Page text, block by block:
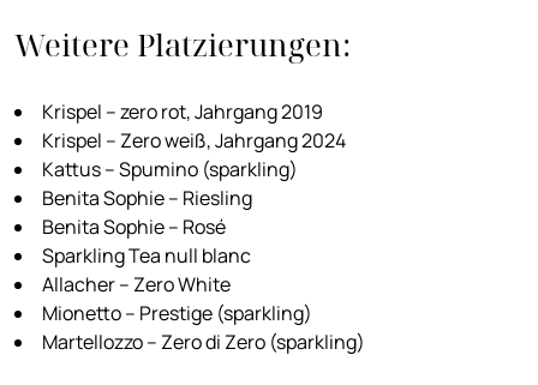
Weitere Platzierungen:
Krispel – zero rot, Jahrgang 2019
Krispel – Zero weiß, Jahrgang 2024
Kattus – Spumino (sparkling)
Benita Sophie – Riesling
Benita Sophie – Rosé
Sparkling Tea null blanc
Allacher – Zero White
Mionetto – Prestige (sparkling)
Martellozzo – Zero di Zero (sparkling)